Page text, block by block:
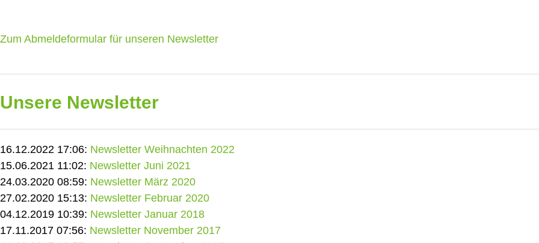
Zum Abmeldeformular für unseren Newsletter
Unsere Newsletter
16.12.2022 17:06: Newsletter Weihnachten 2022
15.06.2021 11:02: Newsletter Juni 2021
24.03.2020 08:59: Newsletter März 2020
27.02.2020 15:13: Newsletter Februar 2020
04.12.2019 10:39: Newsletter Januar 2018
17.11.2017 07:56: Newsletter November 2017